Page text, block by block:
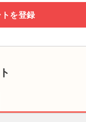
を登録